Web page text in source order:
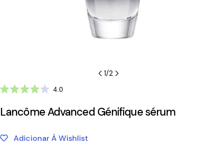
1/2
4.0
de
4.0Clique
ir
avaliações
Lancôme Advanced Génifique sérum
Adicionar À Wishlist